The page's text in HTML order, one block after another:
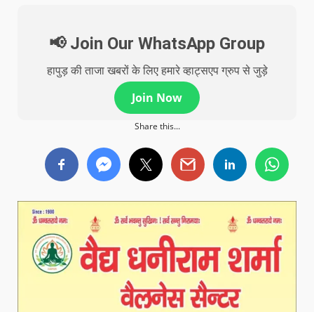
📢 Join Our WhatsApp Group
हापुड़ की ताजा खबरों के लिए हमारे व्हाट्सएप ग्रुप से जुड़े
Join Now
Share this...